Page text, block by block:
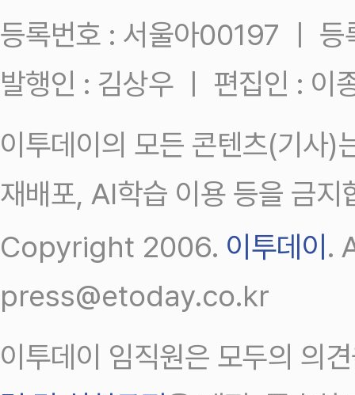
등록번호 : 서울아00197 ㅣ
발행인 : 김상우 ㅣ 편집인 : 이
이투데이의 모든 콘텐츠(기사)
재배포, AI학습 이용 등을 금지
Copyright 2006. 이투데이.
press@etoday.co.kr
이투데이 임직원은 모두의 의